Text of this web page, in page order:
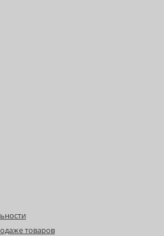
товаров